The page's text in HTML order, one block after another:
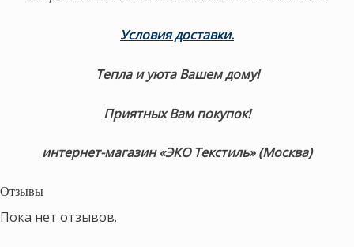
Условия доставки.
Тепла и уюта Вашем дому!
Приятных Вам покупок!
интернет-магазин «ЭКО Текстиль» (Москва)
Отзывы
Пока нет отзывов.